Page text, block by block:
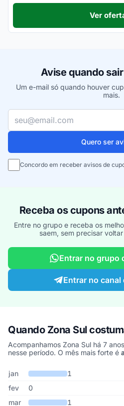
Ver
Avise quando
Um e-mail só quando houver
mais.
Seu e-mail
Quero ser
Concordo em receber avisos de
Receba os cupons
Entre no grupo e receba os
saem, sem precisar
Entrar no grupo
Entrar no canal
Quando Zona Sul
Acompanhamos Zona Sul há 7
nesse período. O mês mais forte é
Cupons de Zona Sul publicados
Mês Cupons publicados
jan
1
fev
0
mar
1